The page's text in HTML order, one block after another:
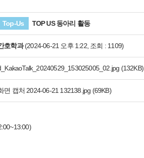
Top-Us TOP US 동아리 활동
호학과(2024-06-21 오후 1:22, 조회 : 1109)
(132KB)
면 캡처 2024-06-21 132138.jpg (69KB)